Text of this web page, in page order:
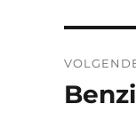
Volgend